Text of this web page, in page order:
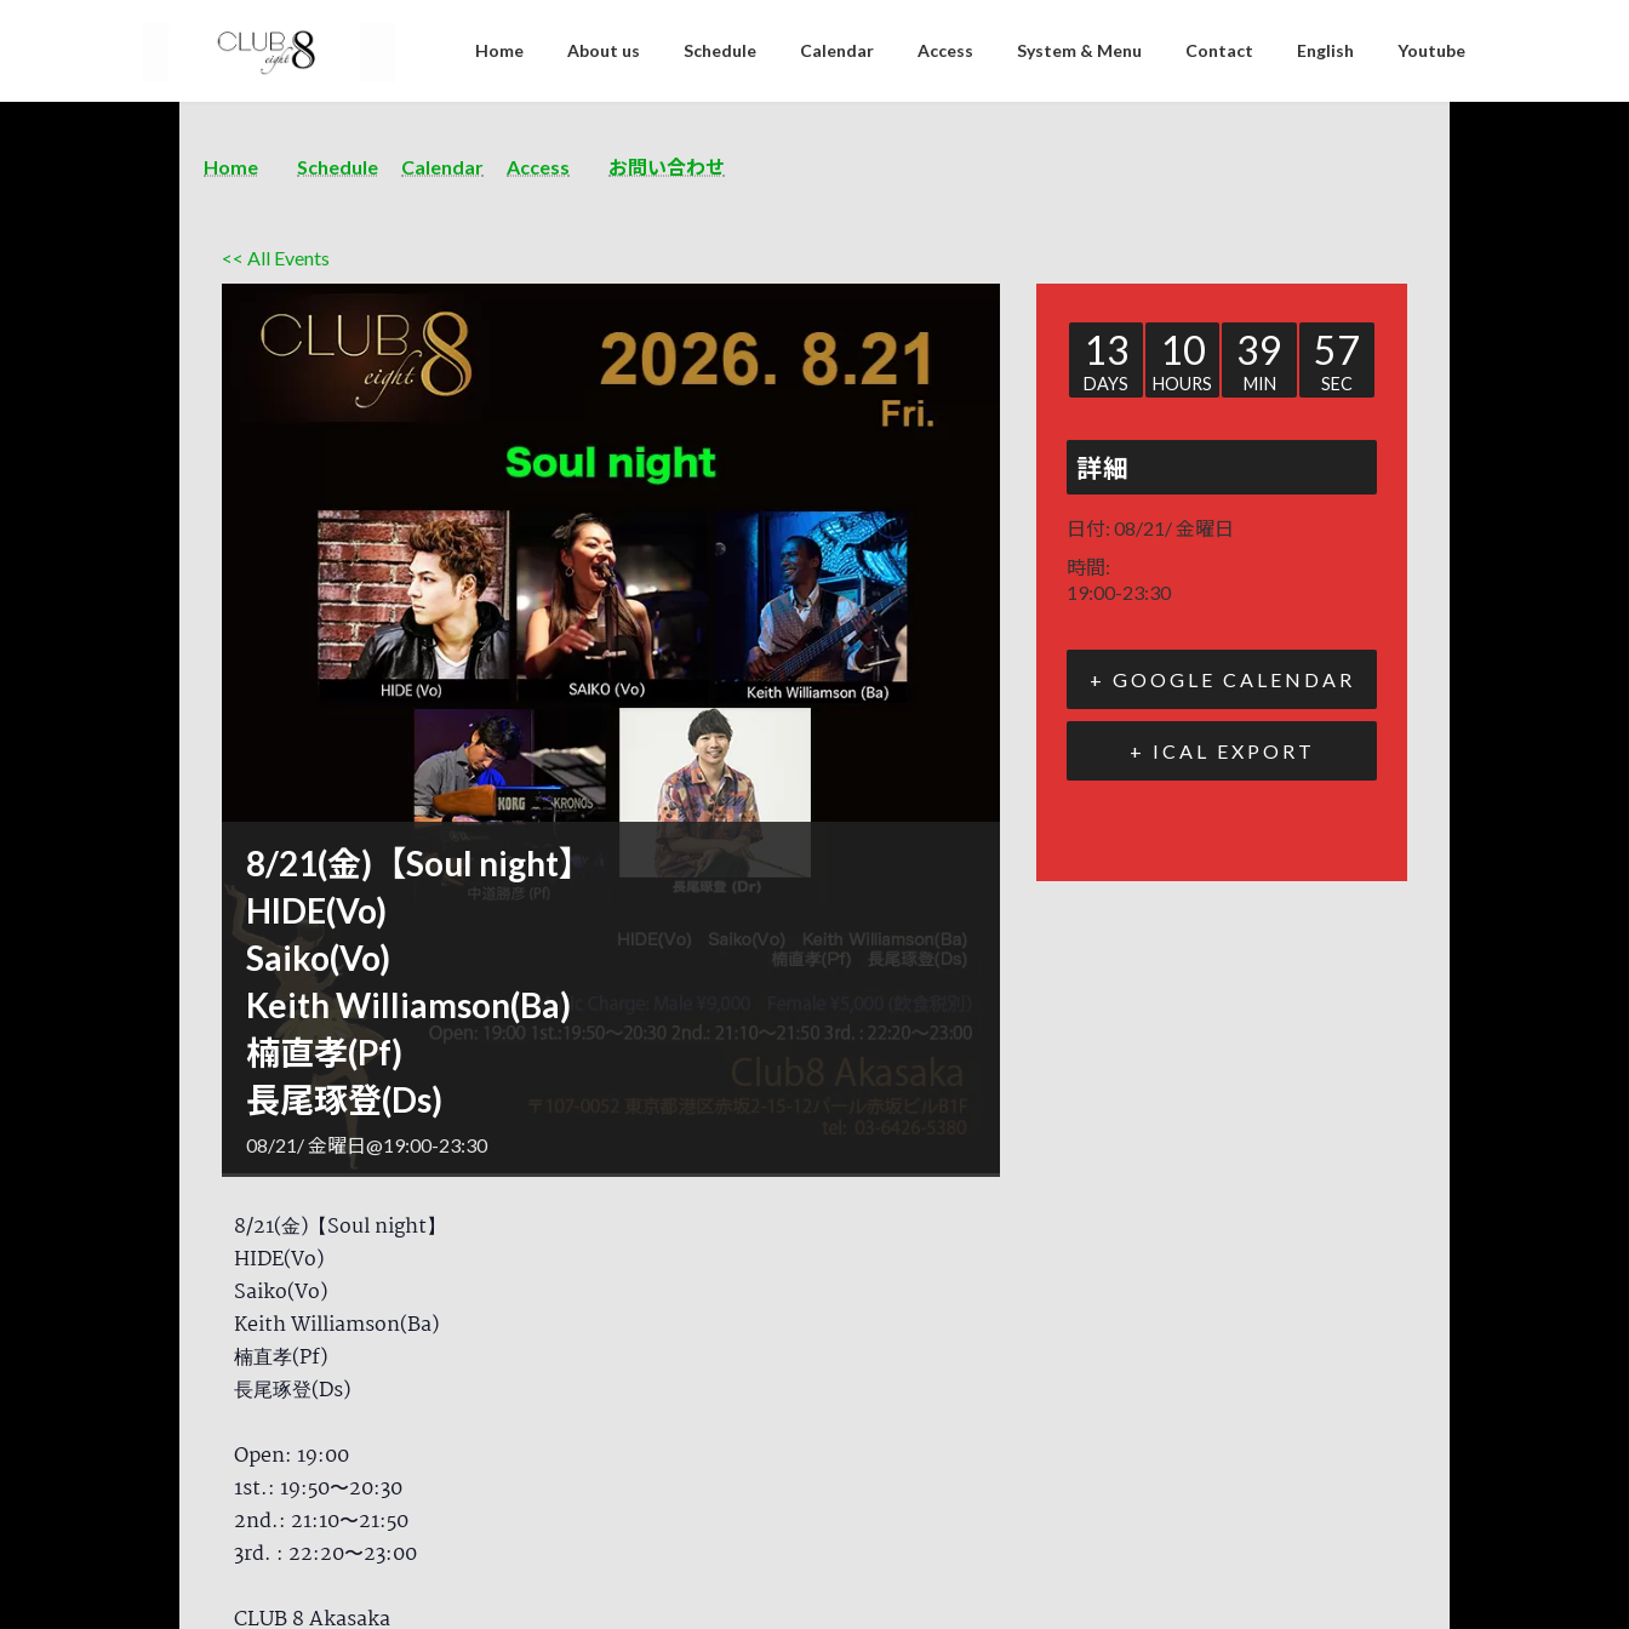
Home About us Schedule Calendar Access System & Menu Contact English Youtube
Home Schedule Calendar Access お問い合わせ
<< All Events
8/21(金)【Soul night】
HIDE(Vo)
Saiko(Vo)
Keith Williamson(Ba)
楠直孝(Pf)
長尾琢登(Ds)
08/21/ 金曜日@19:00-23:30
8/21(金)【Soul night】
HIDE(Vo)
Saiko(Vo)
Keith Williamson(Ba)
楠直孝(Pf)
長尾琢登(Ds)
Open: 19:00
1st.: 19:50〜20:30
2nd.: 21:10〜21:50
3rd. : 22:20〜23:00
CLUB 8 Akasaka
13
DAYS
10
HOURS
39
MIN
57
SEC
詳細
日付: 08/21/ 金曜日
時間:
19:00-23:30
+ GOOGLE CALENDAR
+ ICAL EXPORT